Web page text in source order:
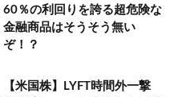
60％の利回りを誇る超危険な
金融商品はそうそう無い
ぞ！？
【米国株】LYFT時間外一撃